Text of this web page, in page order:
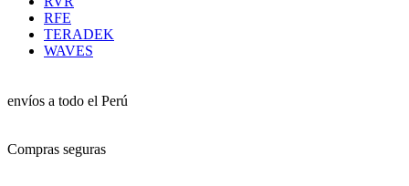
RFE
TERADEK
WAVES
envíos a todo el Perú
Compras seguras